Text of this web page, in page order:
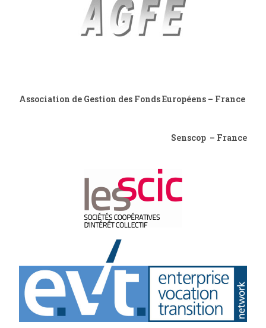
Association de Gestion des Fonds Européens – France
Senscop – France